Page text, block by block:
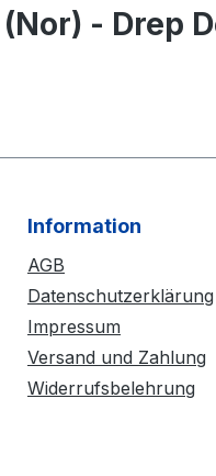
- Drep
Information
AGB
Datenschutzerklärung
Impressum
Versand und Zahlung
Widerrufsbelehrung